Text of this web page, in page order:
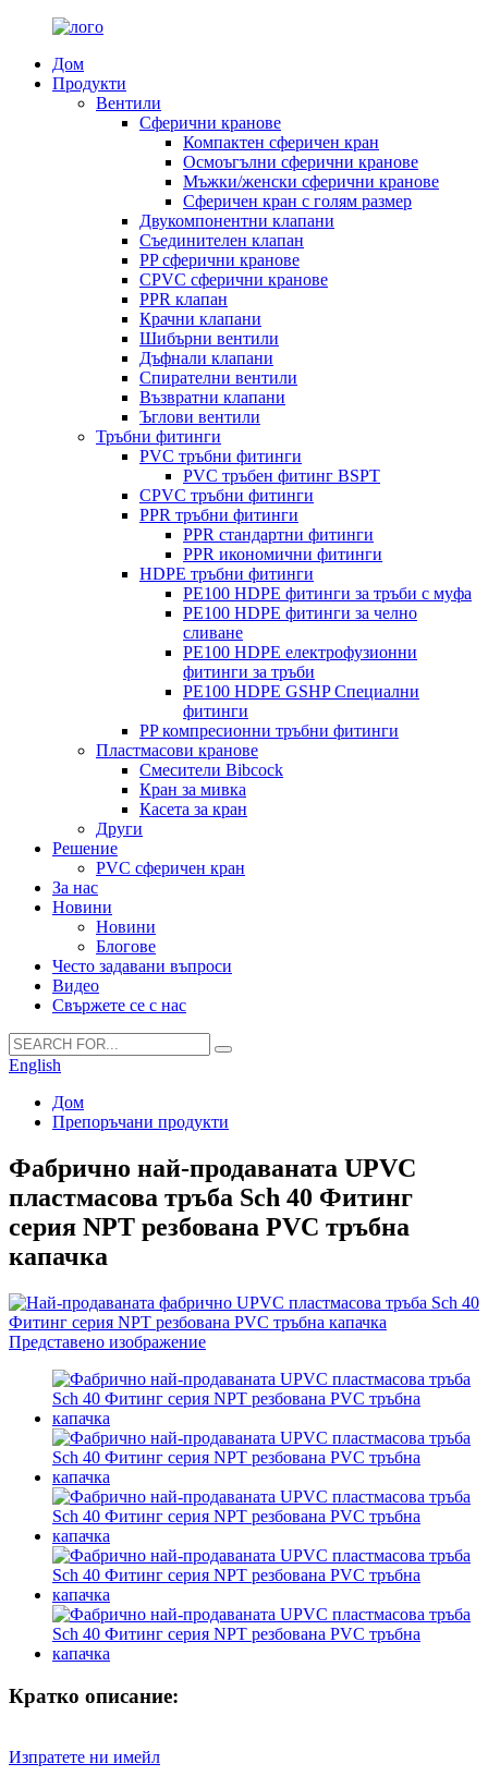
Дом
Продукти
Вентили
Сферични кранове
Компактен сферичен кран
Осмоъгълни сферични кранове
Мъжки/женски сферични кранове
Сферичен кран с голям размер
Двукомпонентни клапани
Съединителен клапан
PP сферични кранове
CPVC сферични кранове
PPR клапан
Крачни клапани
Шибърни вентили
Дъфнали клапани
Спирателни вентили
Възвратни клапани
Ъглови вентили
Тръбни фитинги
PVC тръбни фитинги
PVC тръбен фитинг BSPT
CPVC тръбни фитинги
PPR тръбни фитинги
PPR стандартни фитинги
PPR икономични фитинги
HDPE тръбни фитинги
PE100 HDPE фитинги за тръби с муфа
PE100 HDPE фитинги за челно
сливане
PE100 HDPE електрофузионни
фитинги за тръби
PE100 HDPE GSHP Специални
фитинги
PP компресионни тръбни фитинги
Пластмасови кранове
Смесители Bibcock
Кран за мивка
Касета за кран
Други
Решение
PVC сферичен кран
За нас
Новини
Новини
Блогове
Често задавани въпроси
Видео
Свържете се с нас
English
Дом
Препоръчани продукти
Фабрично най-продаваната UPVC
пластмасова тръба Sch 40 Фитинг
серия NPT резбована PVC тръбна
капачка
Кратко описание:
Изпратете ни имейл